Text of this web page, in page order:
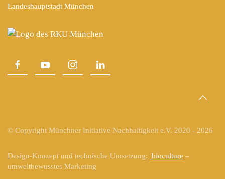
Landeshauptstadt München
© Copyright Münchner Initiative Nachhaltigkeit e.V. 2020 - 2026
Design-Konzept und technische Umsetzung: bioculture –
umweltbewusstes Marketing